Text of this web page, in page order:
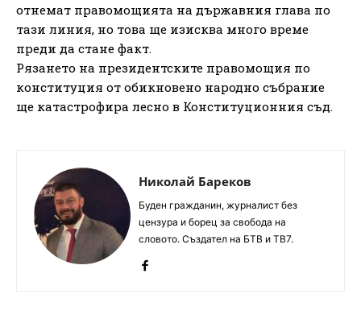
отнемат правомощията на държавния глава по
тази линия, но това ще изисква много време
преди да стане факт.
Рязането на президентските правомощия по
конституция от обикновено народно събрание
ще катастрофира лесно в Конституционния съд.
Николай Бареков
Буден гражданин, журналист без
цензура и борец за свобода на
словото. Създател на БТВ и ТВ7.